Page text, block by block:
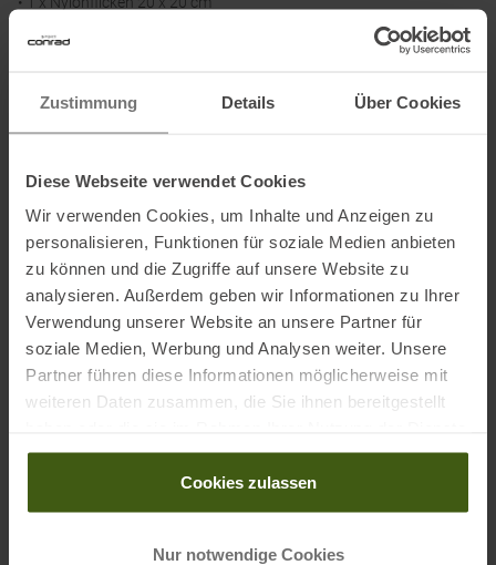
Zustimmung Details Über Cookies
Diese Webseite verwendet Cookies
Wir verwenden Cookies, um Inhalte und Anzeigen zu
personalisieren, Funktionen für soziale Medien anbieten
zu können und die Zugriffe auf unsere Website zu
analysieren. Außerdem geben wir Informationen zu Ihrer
Verwendung unserer Website an unsere Partner für
soziale Medien, Werbung und Analysen weiter. Unsere
Partner führen diese Informationen möglicherweise mit
weiteren Daten zusammen, die Sie ihnen bereitgestellt
gesammelt haben.
Cookies zulassen
Nur notwendige Cookies
Maße:10 x 10 x 1 cm
Informationen zu EU Verordnung GPSR
Name des Herstellers:Coghlans Ltd.
Postanschrift des Herstellers:Irene St. 121 R3T4C7 Winnipeg
Manitoba Kanada
Elektronische Adresse des Herstellers:coghlans@coghlans.com
Elektronische Adresse des Einführers: